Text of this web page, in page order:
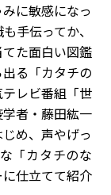
に敏感になっ
手伝ってか、
てた面白い図鑑
る「カタチの
レビ番組「世
者・藤田紘一
め、声やげっ
「カタチのな
仕立てて紹介